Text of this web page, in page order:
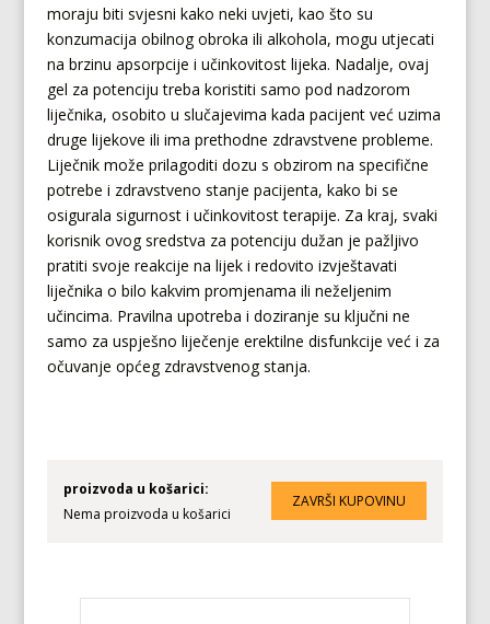
moraju biti svjesni kako neki uvjeti, kao što su
konzumacija obilnog obroka ili alkohola, mogu utjecati
na brzinu apsorpcije i učinkovitost lijeka. Nadalje, ovaj
gel za potenciju treba koristiti samo pod nadzorom
liječnika, osobito u slučajevima kada pacijent već uzima
druge lijekove ili ima prethodne zdravstvene probleme.
Liječnik može prilagoditi dozu s obzirom na specifične
potrebe i zdravstveno stanje pacijenta, kako bi se
osigurala sigurnost i učinkovitost terapije. Za kraj, svaki
korisnik ovog sredstva za potenciju dužan je pažljivo
pratiti svoje reakcije na lijek i redovito izvještavati
liječnika o bilo kakvim promjenama ili neželjenim
učincima. Pravilna upotreba i doziranje su ključni ne
samo za uspješno liječenje erektilne disfunkcije već i za
očuvanje općeg zdravstvenog stanja.
proizvoda u košarici:
Nema proizvoda u košarici